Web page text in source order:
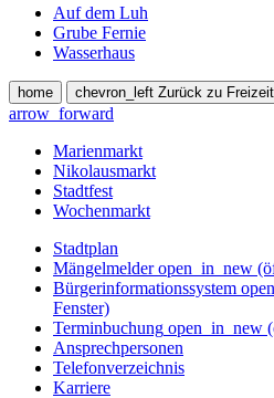
Auf dem Luh
Grube Fernie
Wasserhaus
home chevron_left Zurück zu Freizeit
arrow_forward
Marienmarkt
Nikolausmarkt
Stadtfest
Wochenmarkt
Stadtplan
Mängelmelder open_in_new
Bürgerinformationssystem
Fenster)
Terminbuchung open_in_new
Ansprechpersonen
Telefonverzeichnis
Karriere